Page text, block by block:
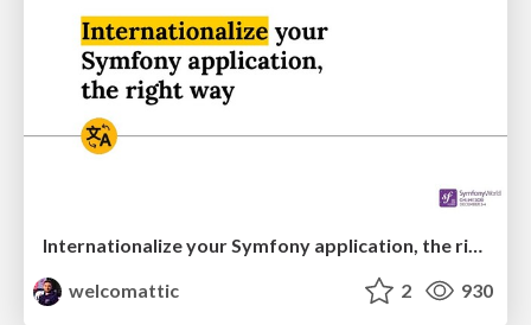
Internationalize your Symfony application, the right way
welcomattic
2 930